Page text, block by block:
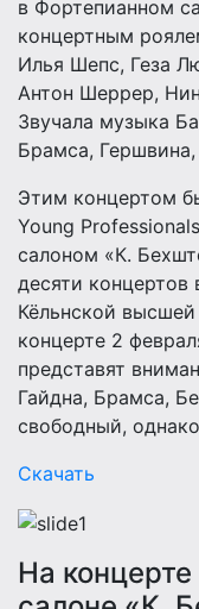
в Фортепианном
концертным
Илья Шепс, Геза
Антон Шеррер,
Звучала музыка
Брамса,
Этим концертом
Young
салоном «К.
десяти концертов
Кёльнской
концерте 2
представят
Гайдна, Брамса,
свободный,
Скачать
На